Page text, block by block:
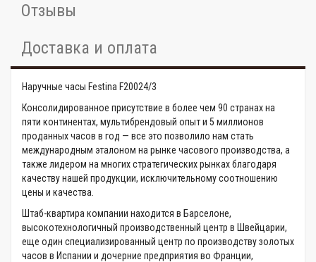
Отзывы
Доставка и оплата
Наручные часы Festina F20024/3
Консолидированное присутствие в более чем 90 странах на
пяти континентах, мультибрендовый опыт и 5 миллионов
проданных часов в год — все это позволило нам стать
международным эталоном на рынке часового производства, а
также лидером на многих стратегических рынках благодаря
качеству нашей продукции, исключительному соотношению
цены и качества.
Штаб-квартира компании находится в Барселоне,
высокотехнологичный производственный центр в Швейцарии,
еще один специализированный центр по производству золотых
часов в Испании и дочерние предприятия во Франции,